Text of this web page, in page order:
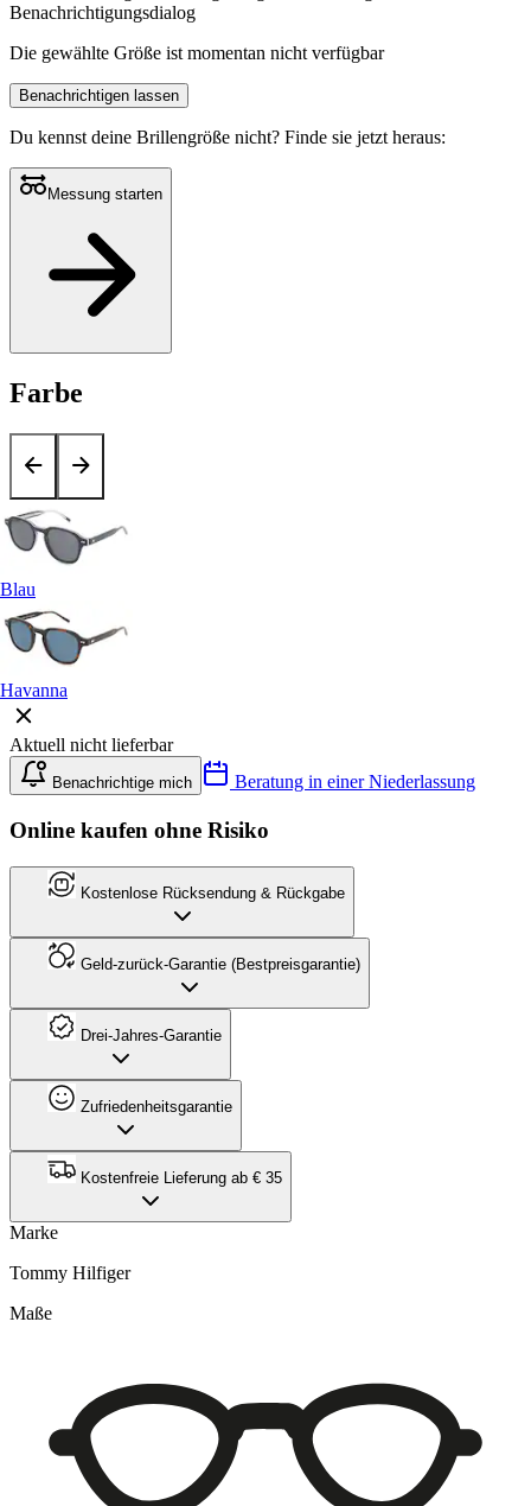
Benachrichtigungsdialog
Die gewählte Größe ist momentan nicht verfügbar
Benachrichtigen lassen
Du kennst deine Brillengröße nicht? Finde sie jetzt heraus:
Messung starten
Farbe
Blau
Havanna
Aktuell nicht lieferbar
Benachrichtige mich Beratung in einer Niederlassung
Online kaufen ohne Risiko
Kostenlose Rücksendung & Rückgabe
Geld-zurück-Garantie (Bestpreisgarantie)
Drei-Jahres-Garantie
Zufriedenheitsgarantie
Kostenfreie Lieferung ab € 35
Marke
Tommy Hilfiger
Maße